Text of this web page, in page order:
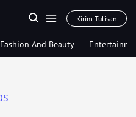
Kirim Tulisan
Fashion And Beauty